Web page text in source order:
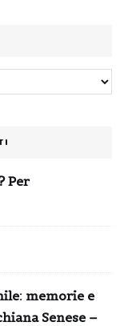
Per
memorie e
Senese –